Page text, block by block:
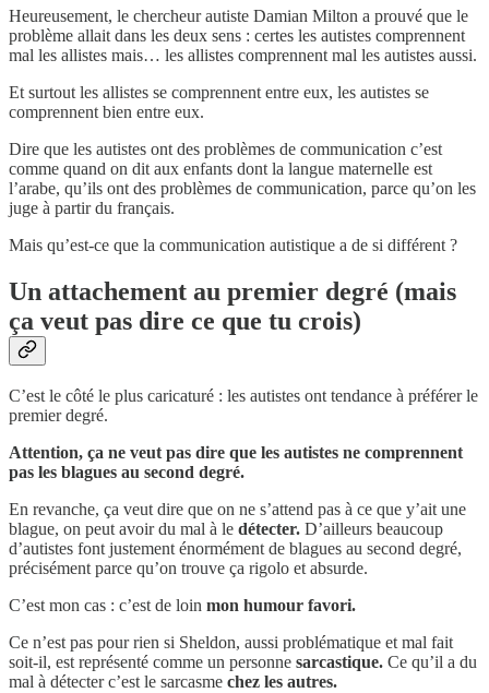
Heureusement, le chercheur autiste Damian Milton a prouvé que le
problème allait dans les deux sens : certes les autistes comprennent
mal les allistes mais… les allistes comprennent mal les autistes aussi.
Et surtout les allistes se comprennent entre eux, les autistes se
comprennent bien entre eux.
Dire que les autistes ont des problèmes de communication c’est
comme quand on dit aux enfants dont la langue maternelle est
l’arabe, qu’ils ont des problèmes de communication, parce qu’on les
juge à partir du français.
Mais qu’est-ce que la communication autistique a de si différent ?
Un attachement au premier degré (mais
ça veut pas dire ce que tu crois)
C’est le côté le plus caricaturé : les autistes ont tendance à préférer le
premier degré.
Attention, ça ne veut pas dire que les autistes ne comprennent
pas les blagues au second degré.
En revanche, ça veut dire que on ne s’attend pas à ce que y’ait une
blague, on peut avoir du mal à le détecter. D’ailleurs beaucoup
d’autistes font justement énormément de blagues au second degré,
précisément parce qu’on trouve ça rigolo et absurde.
C’est mon cas : c’est de loin mon humour favori.
Ce n’est pas pour rien si Sheldon, aussi problématique et mal fait
soit-il, est représenté comme un personne sarcastique. Ce qu’il a du
mal à détecter c’est le sarcasme chez les autres.